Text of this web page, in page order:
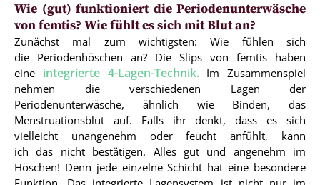
Wie (gut) funktioniert die Periodenunterwäsche
von femtis? Wie fühlt es sich mit Blut an?
Zunächst mal zum wichtigsten: Wie fühlen sich
die Periodenhöschen an? Die Slips von femtis haben
eine integrierte 4-Lagen-Technik.Im Zusammenspiel
nehmen die verschiedenen Lagen der
Periodenunterwäsche, ähnlich wie Binden, das
Menstruationsblut auf. Falls ihr denkt, dass es sich
vielleicht unangenehm oder feucht anfühlt, kann
ich das nicht bestätigen. Alles gut und angenehm im
Höschen! Denn jede einzelne Schicht hat eine besondere